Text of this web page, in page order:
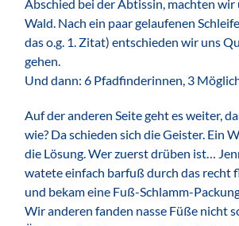
Abschied bei der Äbtissin, machten wir
Wald. Nach ein paar gelaufenen
das o.g. 1. Zitat) entschieden wir uns
gehen.
Und dann: 6 Pfadfinderinnen, 3
Auf der anderen Seite geht es weiter,
wie? Da schieden sich die Geister. Ein
die Lösung. Wer zuerst drüben ist…
watete einfach barfuß durch das recht
und bekam eine Fuß-Schlamm-
Wir anderen fanden nasse Füße nicht